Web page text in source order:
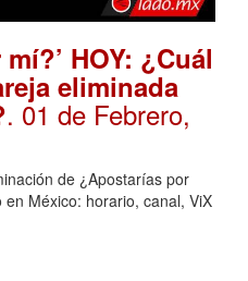
HOY: ¿Cuál
eliminada
. 01 de Febrero,
de ¿Apostarías por
México: horario, canal, ViX